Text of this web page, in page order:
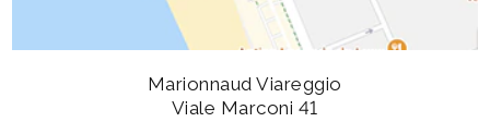
Marionnaud Viareggio
Viale Marconi 41